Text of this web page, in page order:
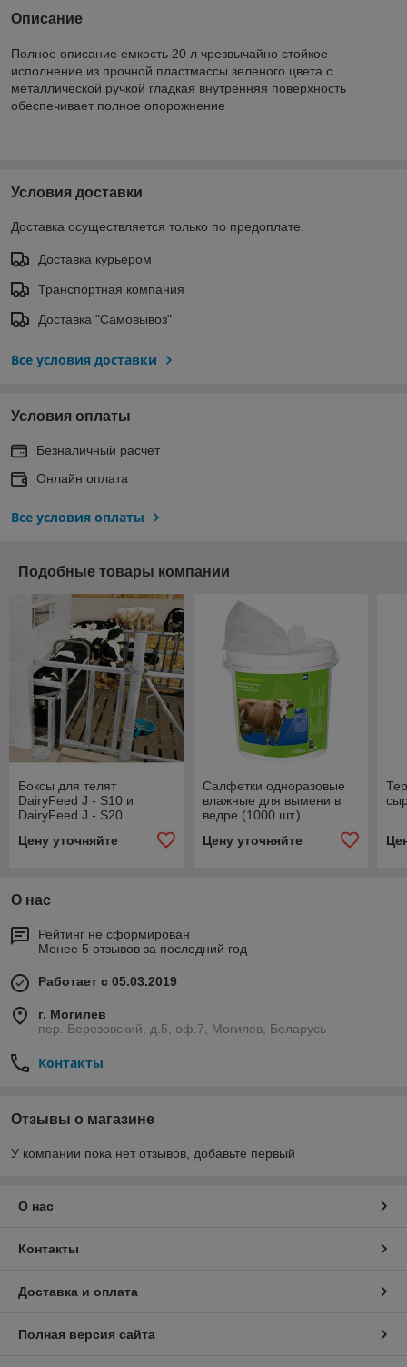
Описание
Полное описание емкость 20 л чрезвычайно стойкое
исполнение из прочной пластмассы зеленого цвета с
металлической ручкой гладкая внутренняя поверхность
обеспечивает полное опорожнение
Условия доставки
Доставка осуществляется только по предоплате.
Доставка курьером
Транспортная компания
Доставка "Самовывоз"
Все условия доставки
Условия оплаты
Безналичный расчет
Онлайн оплата
Все условия оплаты
Подобные товары компании
Боксы для телят
DairyFeed J - S10 и
DairyFeed J - S20
Цену уточняйте
Салфетки одноразовые
влажные для вымени в
ведре (1000 шт.)
Цену уточняйте
О нас
Рейтинг не сформирован
Менее 5 отзывов за последний год
Работает с 05.03.2019
г. Могилев
пер. Березовский, д.5, оф.7, Могилев, Беларусь
Контакты
Отзывы о магазине
У компании пока нет отзывов, добавьте первый
О нас
Контакты
Доставка и оплата
Полная версия сайта